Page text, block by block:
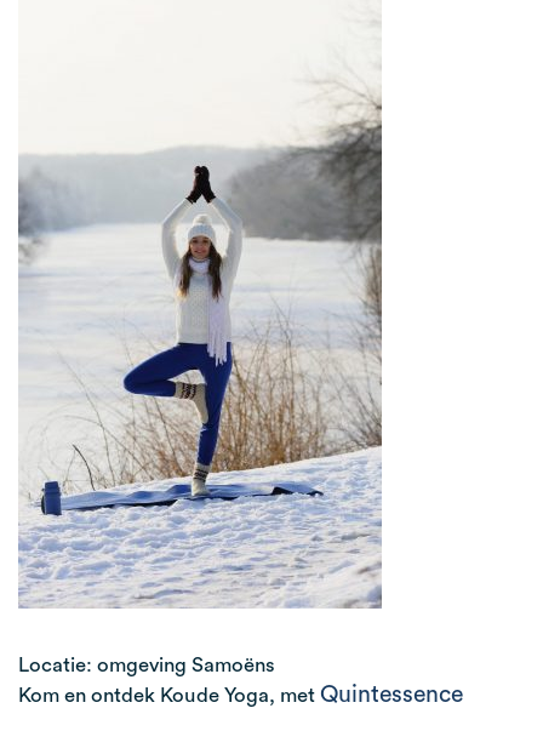
Locatie: omgeving Samoëns
Kom en ontdek Koude Yoga, met Quintessence